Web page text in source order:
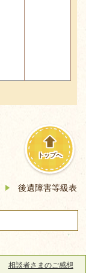
トップへ
後遺障害等級表
相談者さまのご感想